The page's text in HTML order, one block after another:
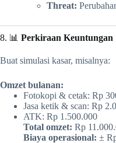
Threat:
8. 📊 Perkiraan Keuntungan
Buat simulasi kasar, misalnya:
Omzet bulanan:
Fotokopi & cetak: Rp
Jasa ketik & scan: Rp
ATK: Rp 1.500.000
Total omzet: Rp
Biaya operasional: ±